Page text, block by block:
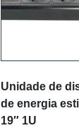
Unidade de
de energia
19″ 1U